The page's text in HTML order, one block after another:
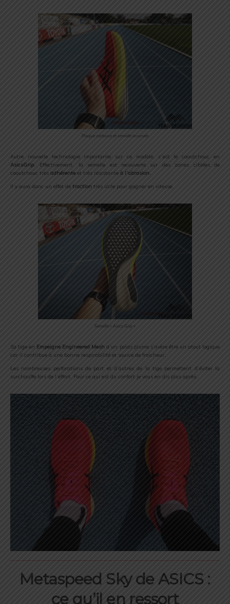
Plaque carbone et semelle incurvée
Autre nouvelle technologie importante sur ce modèle, c’est le caoutchouc en
AsicsGrip . Effectivement, la semelle est recouverte sur des zones ciblées de
caoutchouc très adhérente et très résistante à l’abrasion.
Il y aura donc un effet de traction très utile pour gagner en vitesse.
Semelle « Asics Grip »
Sa tige en Empeigne Engineered Mesh d’un poids plume s’avère être un atout logique
car il contribue à une bonne respirabilité et source de fraicheur.
Les nombreuses perforations de part et d’autres de la tige permettent d’éviter la
surchauffe lors de l’effort. Pour ce qui est du confort je vous en dis plus après.
Metaspeed Sky de ASICS :
ce qu’il en ressort